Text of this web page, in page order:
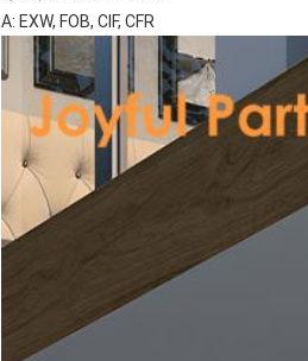
A: EXW, FOB, CIF, CFR